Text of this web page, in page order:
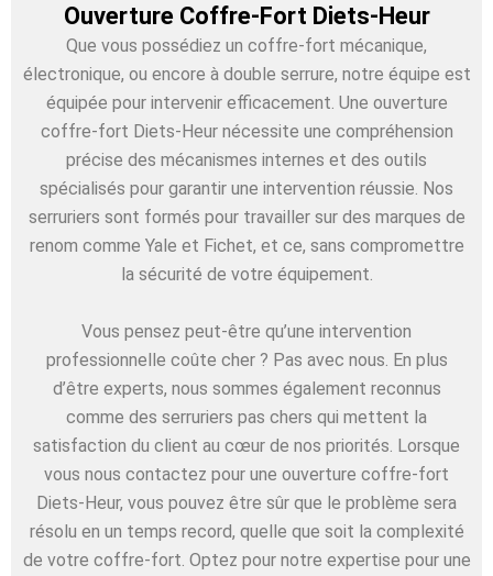
Ouverture Coffre-Fort Diets-Heur
Que vous possédiez un coffre-fort mécanique,
électronique, ou encore à double serrure, notre équipe est
équipée pour intervenir efficacement. Une ouverture
coffre-fort Diets-Heur nécessite une compréhension
précise des mécanismes internes et des outils
spécialisés pour garantir une intervention réussie. Nos
serruriers sont formés pour travailler sur des marques de
renom comme Yale et Fichet, et ce, sans compromettre
la sécurité de votre équipement.
Vous pensez peut-être qu’une intervention
professionnelle coûte cher ? Pas avec nous. En plus
d’être experts, nous sommes également reconnus
comme des serruriers pas chers qui mettent la
satisfaction du client au cœur de nos priorités. Lorsque
vous nous contactez pour une ouverture coffre-fort
Diets-Heur, vous pouvez être sûr que le problème sera
résolu en un temps record, quelle que soit la complexité
de votre coffre-fort. Optez pour notre expertise pour une